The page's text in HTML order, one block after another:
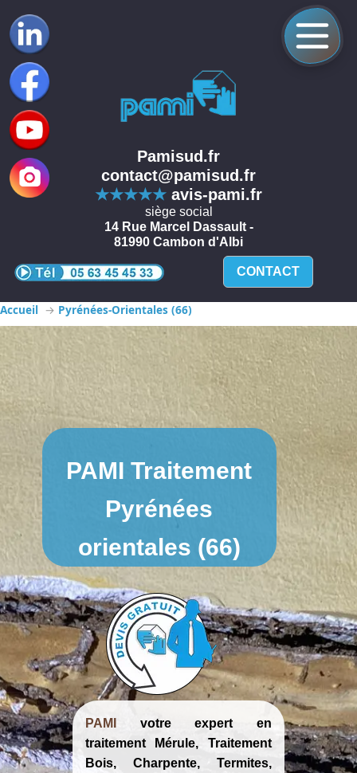
Pamisud.fr
contact@pamisud.fr
★★★★★ avis-pami.fr
siège social
14 Rue Marcel Dassault -
81990 Cambon d'Albi
CONTACT
Accueil Pyrénées-Orientales (66)
PAMI Traitement
Pyrénées
orientales (66)
PAMI
votre expert en
traitement
Mérule, Traitement
Bois, Charpente, Termites,